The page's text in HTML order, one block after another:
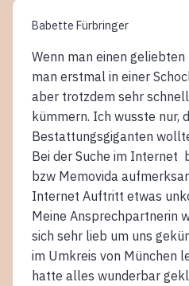
Babette Fürbringer
Wenn man einen
man erstmal in einer
aber trotzdem sehr
kümmern. Ich wusste nur,
Bestattungsgiganten
Bei der Suche im Internet
bzw Memovida
Internet Auftritt etwas
Meine Ansprechpartnerin
sich sehr lieb um uns
im Umkreis von München
hatte alles wunderbar